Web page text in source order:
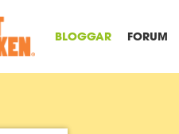
BLOGGAR FORUM